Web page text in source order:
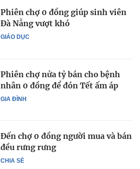
GIÁO DỤC
Phiên chợ 0 đồng giúp sinh viên
Đà Nẵng vượt khó
GIA ĐÌNH
Phiên chợ nửa tỷ bán cho bệnh
nhân 0 đồng để đón Tết ấm áp
CHIA SẺ
Đến chợ 0 đồng người mua và bán
đều rưng rưng